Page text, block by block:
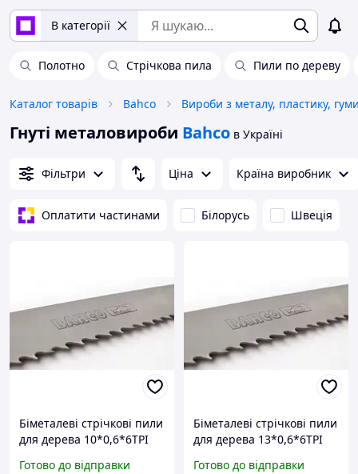
В категорії
Полотно Стрічкова пила Пили по дереву
Каталог товарів Bahco Вироби з металу, пластику,
Гнуті металовироби Bahco в Україні
Фільтри Ціна Країна виробник
Оплатити частинами Білорусь Швеція
Біметалеві стрічкові пили
для дерева 10*0,6*6TPI
Готово до відправки
Біметалеві стрічкові пили
для дерева 13*0,6*6TPI
Готово до відправки